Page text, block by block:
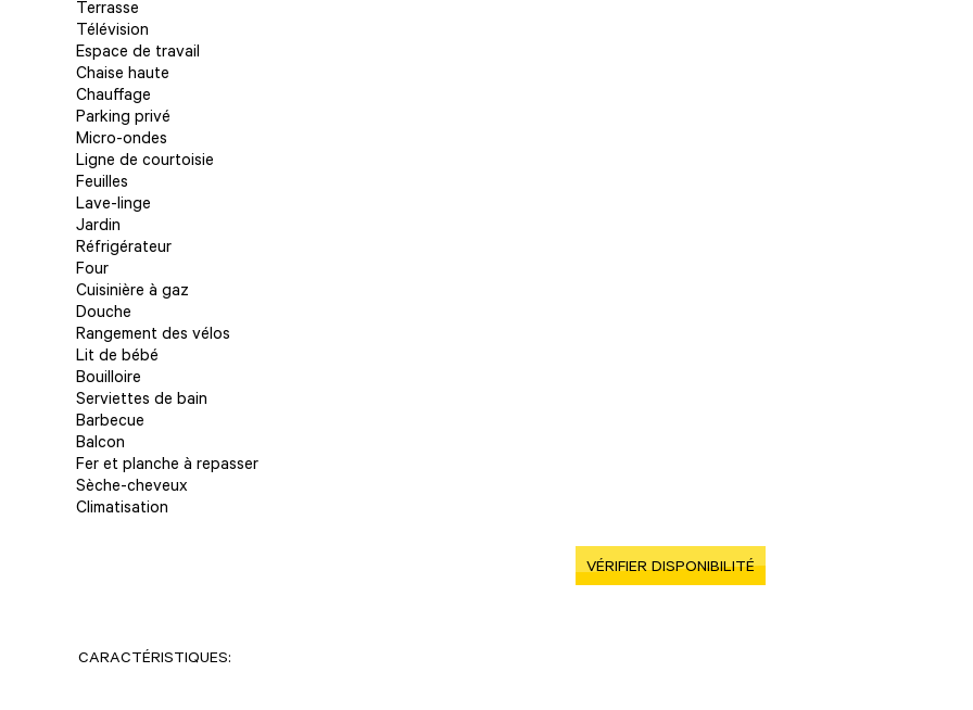
Terrasse
Télévision
Espace de travail
Chaise haute
Chauffage
Parking privé
Micro-ondes
Ligne de courtoisie
Feuilles
Lave-linge
Jardin
Réfrigérateur
Four
Cuisinière à gaz
Douche
Rangement des vélos
Lit de bébé
Bouilloire
Serviettes de bain
Barbecue
Balcon
Fer et planche à repasser
Sèche-cheveux
Climatisation
VÉRIFIER DISPONIBILITÉ
CARACTÉRISTIQUES: